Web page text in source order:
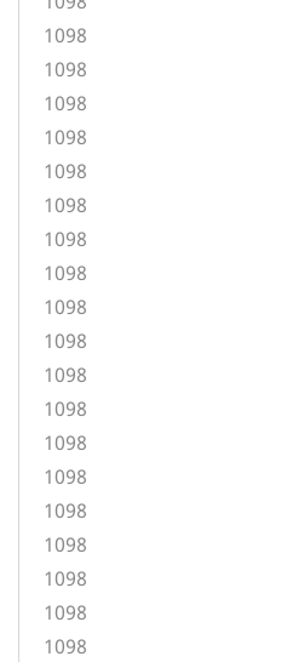
1098
1098
1098
1098
1098
1098
1098
1098
1098
1098
1098
1098
1098
1098
1098
1098
1098
1098
1098